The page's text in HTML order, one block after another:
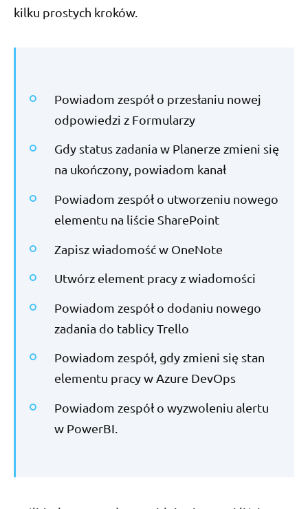
kilku prostych kroków.
Powiadom zespół o przesłaniu nowej
odpowiedzi z Formularzy
Gdy status zadania w Planerze zmieni się
na ukończony, powiadom kanał
Powiadom zespół o utworzeniu nowego
elementu na liście SharePoint
Zapisz wiadomość w OneNote
Utwórz element pracy z wiadomości
Powiadom zespół o dodaniu nowego
zadania do tablicy Trello
Powiadom zespół, gdy zmieni się stan
elementu pracy w Azure DevOps
Powiadom zespół o wyzwoleniu alertu
w PowerBI.